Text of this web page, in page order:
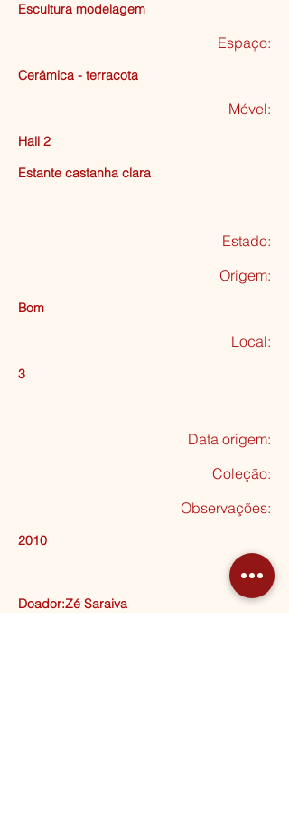
Escultura modelagem
Espaço:
Cerâmica - terracota
Móvel:
Hall 2
Estante castanha clara
Estado:
Origem:
Bom
Local:
3
Data origem:
Coleção:
Observações:
2010
Doador:Zé Saraiva